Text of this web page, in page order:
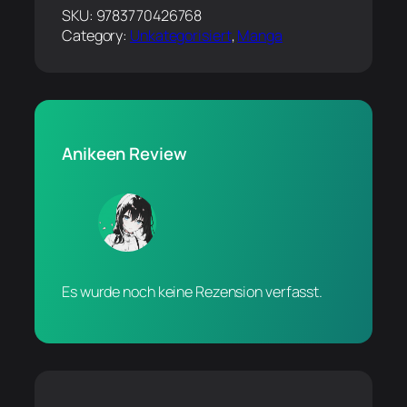
SKU: 9783770426768
Category: Unkategorisiert, Manga
Anikeen Review
Es wurde noch keine Rezension verfasst.